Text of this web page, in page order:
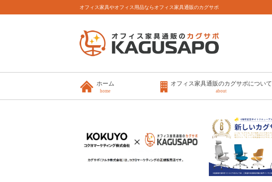
オフィス家具やオフィス用品ならオフィス家具通販のカグサポ
ホーム
home
オフィス家具通販のカグサポについて
about